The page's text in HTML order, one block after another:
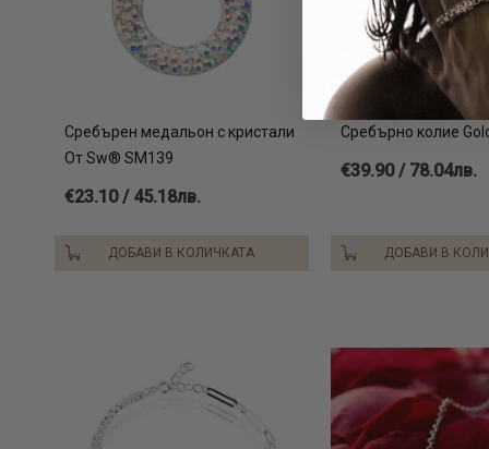
Сребърен медальон с кристали
От Sw® SM139
€23.10 / 45.18лв.
ДОБАВИ В КОЛИЧКАТА
Сребърно колие
€39.90 / 78.04лв.
ДОБАВИ В